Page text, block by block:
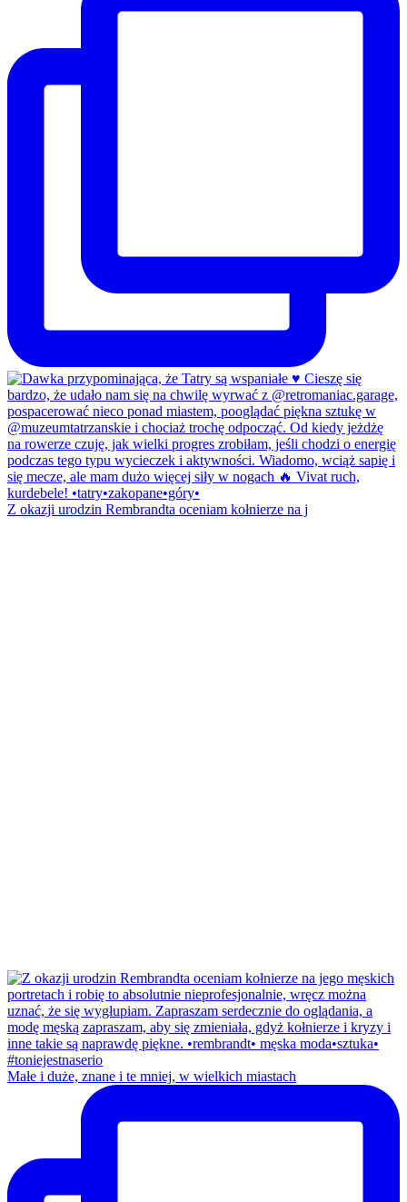
Z okazji urodzin Rembrandta oceniam kołnierze na j
Małe i duże, znane i te mniej, w wielkich miastach